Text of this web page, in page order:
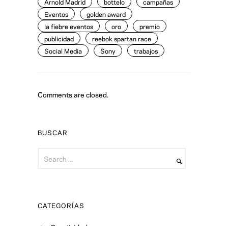
Eventos
golden award
la fiebre eventos
oro
premio
publicidad
reebok spartan race
Social Media
Sony trabajos
Comments are closed.
BUSCAR
CATEGORÍAS